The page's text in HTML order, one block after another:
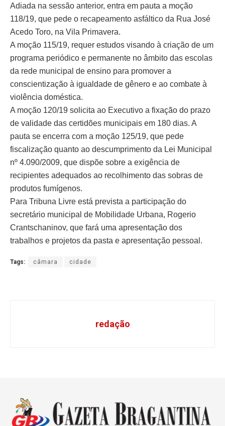
Adiada na sessão anterior, entra em pauta a moção
118/19, que pede o recapeamento asfáltico da Rua José
Acedo Toro, na Vila Primavera.
A moção 115/19, requer estudos visando à criação de um
programa periódico e permanente no âmbito das escolas
da rede municipal de ensino para promover a
conscientização à igualdade de gênero e ao combate à
violência doméstica.
A moção 120/19 solicita ao Executivo a fixação do prazo
de validade das certidões municipais em 180 dias. A
pauta se encerra com a moção 125/19, que pede
fiscalização quanto ao descumprimento da Lei Municipal
nº 4.090/2009, que dispõe sobre a exigência de
recipientes adequados ao recolhimento das sobras de
produtos fumígenos.
Para Tribuna Livre está prevista a participação do
secretário municipal de Mobilidade Urbana, Rogerio
Crantschaninov, que fará uma apresentação dos
trabalhos e projetos da pasta e apresentação pessoal.
Tags: câmara cidade
redação